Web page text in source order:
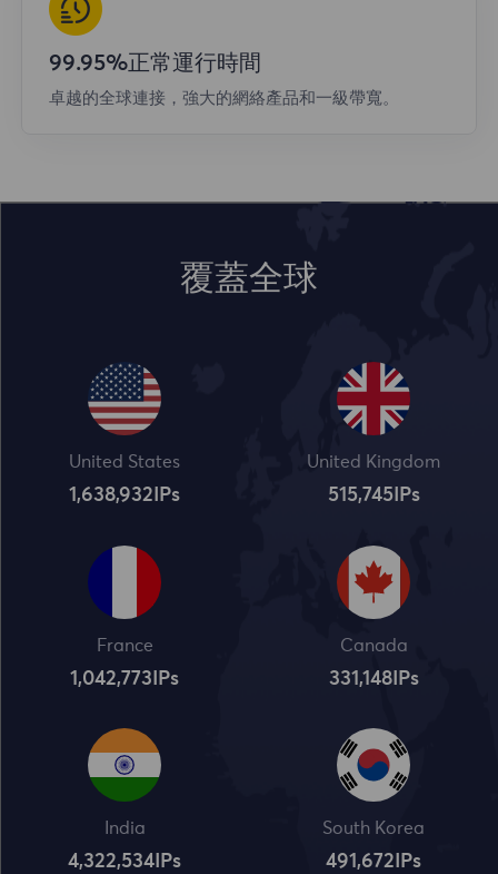
99.95%正常運行時間
卓越的全球連接，強大的網絡產品和一級帶寬。
覆蓋全球
United States
1,638,932 IPs
United Kingdom
515,745IPs
France
1,042,773 IPs
Canada
331,148IPs
India
4,322,534 IPs
South Korea
491,672 IPs